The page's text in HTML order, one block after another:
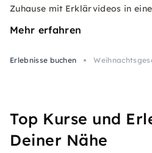
Zuhause mit Erklärvideos in
Mehr erfahren
Erlebnisse buchen
Top Kurse und
Deiner Nähe